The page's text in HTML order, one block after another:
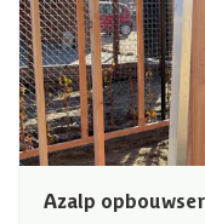
Azalp